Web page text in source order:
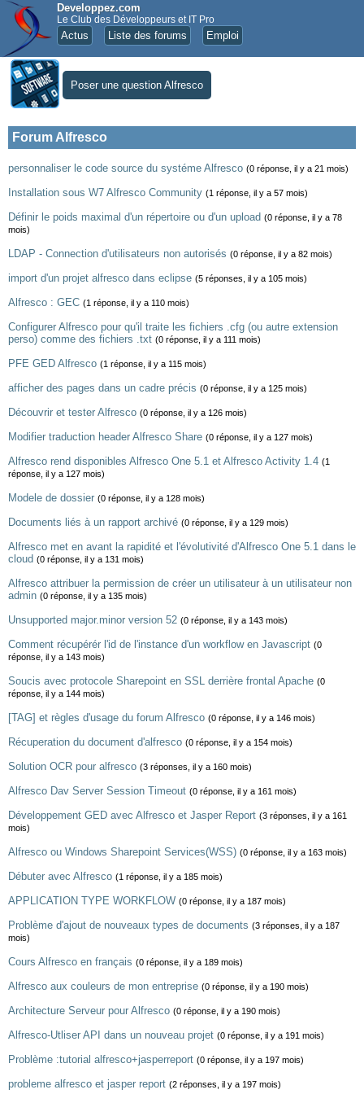
Developpez.com
Le Club des Développeurs et IT Pro
Actus Liste des forums Emploi
Poser une question Alfresco
Forum Alfresco
personnaliser le code source du systéme Alfresco (0 réponse, il y a 21 mois)
Installation sous W7 Alfresco Community (1 réponse, il y a 57 mois)
Définir le poids maximal d'un répertoire ou d'un upload (0 réponse, il y a 78
mois)
LDAP - Connection d'utilisateurs non autorisés (0 réponse, il y a 82 mois)
import d'un projet alfresco dans eclipse (5 réponses, il y a 105 mois)
Alfresco : GEC (1 réponse, il y a 110 mois)
Configurer Alfresco pour qu'il traite les fichiers .cfg (ou autre extension
perso) comme des fichiers .txt (0 réponse, il y a 111 mois)
PFE GED Alfresco (1 réponse, il y a 115 mois)
afficher des pages dans un cadre précis (0 réponse, il y a 125 mois)
Découvrir et tester Alfresco (0 réponse, il y a 126 mois)
Modifier traduction header Alfresco Share (0 réponse, il y a 127 mois)
Alfresco rend disponibles Alfresco One 5.1 et Alfresco Activity 1.4 (1
réponse, il y a 127 mois)
Modele de dossier (0 réponse, il y a 128 mois)
Documents liés à un rapport archivé (0 réponse, il y a 129 mois)
Alfresco met en avant la rapidité et l'évolutivité d'Alfresco One 5.1 dans le
cloud (0 réponse, il y a 131 mois)
Alfresco attribuer la permission de créer un utilisateur à un utilisateur non
admin (0 réponse, il y a 135 mois)
Unsupported major.minor version 52 (0 réponse, il y a 143 mois)
Comment récupérér l'id de l'instance d'un workflow en Javascript (0
réponse, il y a 143 mois)
Soucis avec protocole Sharepoint en SSL derrière frontal Apache (0
réponse, il y a 144 mois)
[TAG] et règles d'usage du forum Alfresco (0 réponse, il y a 146 mois)
Récuperation du document d'alfresco (0 réponse, il y a 154 mois)
Solution OCR pour alfresco (3 réponses, il y a 160 mois)
Alfresco Dav Server Session Timeout (0 réponse, il y a 161 mois)
Développement GED avec Alfresco et Jasper Report (3 réponses, il y a 161
mois)
Alfresco ou Windows Sharepoint Services(WSS) (0 réponse, il y a 163 mois)
Débuter avec Alfresco (1 réponse, il y a 185 mois)
APPLICATION TYPE WORKFLOW (0 réponse, il y a 187 mois)
Problème d'ajout de nouveaux types de documents (3 réponses, il y a 187
mois)
Cours Alfresco en français (0 réponse, il y a 189 mois)
Alfresco aux couleurs de mon entreprise (0 réponse, il y a 190 mois)
Architecture Serveur pour Alfresco (0 réponse, il y a 190 mois)
Alfresco-Utliser API dans un nouveau projet (0 réponse, il y a 191 mois)
Problème :tutorial alfresco+jasperreport (0 réponse, il y a 197 mois)
probleme alfresco et jasper report (2 réponses, il y a 197 mois)